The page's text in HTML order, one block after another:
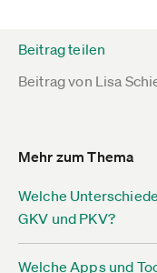
Beitrag teilen
Beitrag von Lisa
Mehr zum Thema
Welche
GKV und PKV?
Welche Apps und